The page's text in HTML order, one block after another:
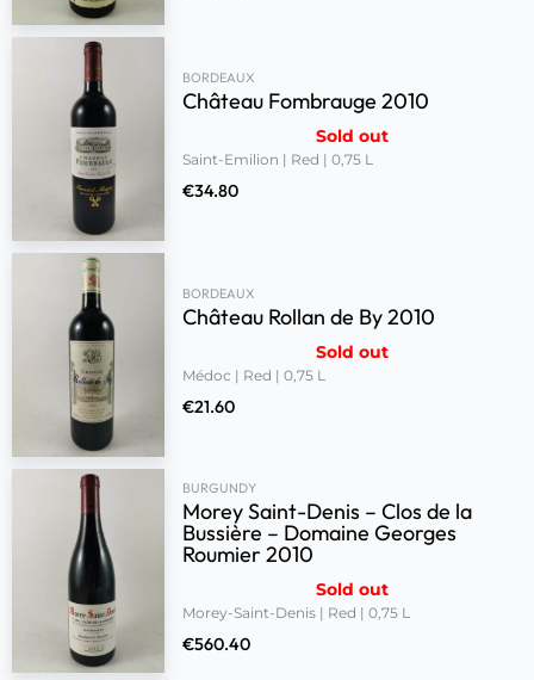
BORDEAUX
Château Fombrauge 2010
Sold out
Saint-Emilion | Red | 0,75 L
€34.80
BORDEAUX
Château Rollan de By 2010
Sold out
Médoc | Red | 0,75 L
€21.60
BURGUNDY
Morey Saint-Denis – Clos de la
Bussière – Domaine Georges
Roumier 2010
Sold out
Morey-Saint-Denis | Red | 0,75 L
€560.40